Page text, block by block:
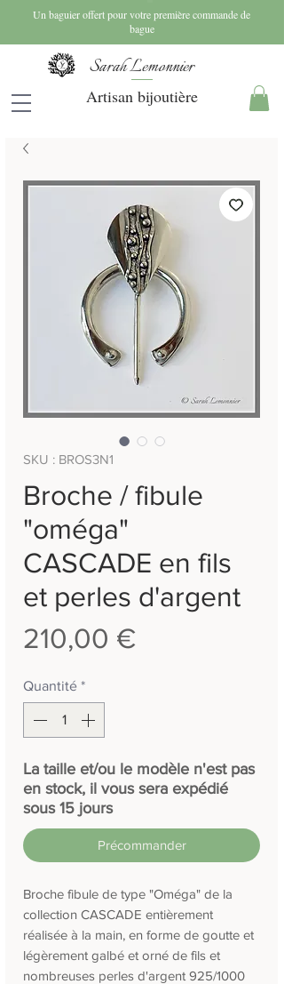
Un baguier offert pour votre première commande de
bague
Sarah Lemonnier
Artisan bijoutière
SKU : BROS3N1
Broche / fibule
"oméga"
CASCADE en fils
et perles d'argent
210,00 €
Quantité *
La taille et/ou le modèle n'est pas
en stock, il vous sera expédié
sous 15 jours
Précommander
Broche fibule de type "Oméga" de la
collection CASCADE entièrement
réalisée à la main, en forme de goutte et
légèrement galbé et orné de fils et
nombreuses perles d'argent 925/1000